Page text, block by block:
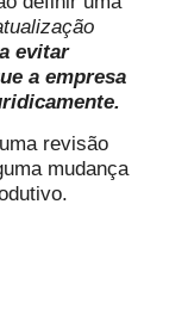
evitar
a empresa
revisão
mudança